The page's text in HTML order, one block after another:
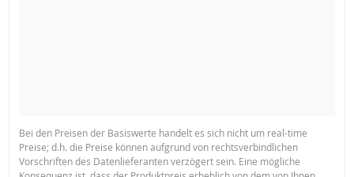
Bei den Preisen der Basiswerte handelt es sich nicht um real-time
Preise; d.h. die Preise können aufgrund von rechtsverbindlichen
Vorschriften des Datenlieferanten verzögert sein. Eine mögliche